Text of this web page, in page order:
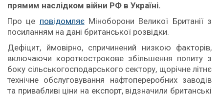
прямим наслідком війни РФ в Україні.
Про це повідомляєМіноборони Великої Британії з
посиланням на дані британської розвідки.
Дефіцит, ймовірно, спричинений низкою факторів,
включаючи короткострокове збільшення попиту з
боку сільськогосподарського сектору, щорічне літнє
технічне обслуговування нафтопереробних заводів
та привабливі ціни на експорт, відзначили британські